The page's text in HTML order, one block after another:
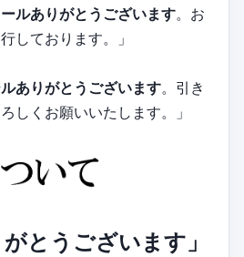
ルありがとうございます。お
しております。」
ありがとうございます。引き
しくお願いいたします。」
がとうございます」